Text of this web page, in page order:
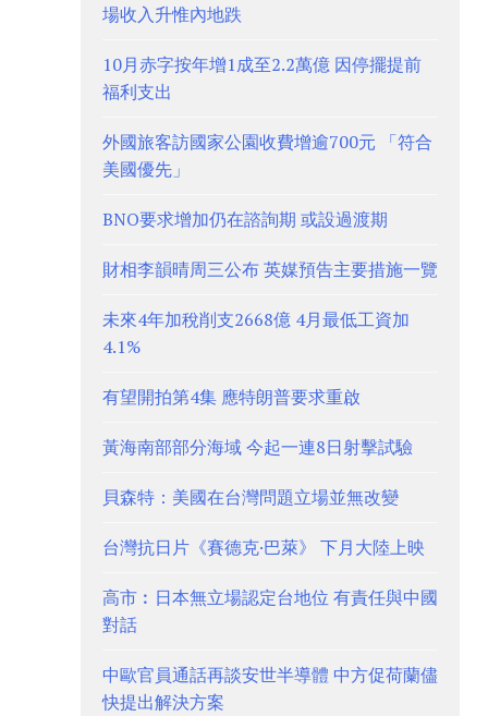
場收入升惟內地跌
10月赤字按年增1成至2.2萬億 因停擺提前
福利支出
外國旅客訪國家公園收費增逾700元 「符合
美國優先」
BNO要求增加仍在諮詢期 或設過渡期
財相李韻晴周三公布 英媒預告主要措施一覽
未來4年加稅削支2668億 4月最低工資加
4.1%
有望開拍第4集 應特朗普要求重啟
黃海南部部分海域 今起一連8日射擊試驗
貝森特：美國在台灣問題立場並無改變
台灣抗日片《賽德克·巴萊》 下月大陸上映
高市︰日本無立場認定台地位 有責任與中國
對話
中歐官員通話再談安世半導體 中方促荷蘭儘
快提出解決方案